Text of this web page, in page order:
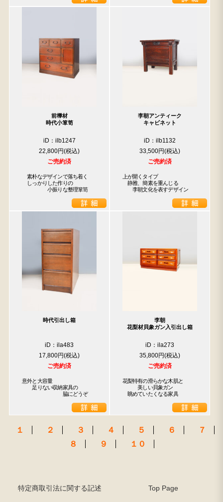
前﨔材
時代小箪笥
iD：ilb1247
22,800円
ご売約済
素朴なデザインで落ち着く
しっかりした作りの
小振りな整理箪笥
李朝アンティーク
キャビネット
iD：ilb1132
33,500円
ご売約済
上が開くタイプ
静雅、簡素を重んじる
李朝文化を表すデザイン
時代引出し箱
iD：ila483
17,800円
ご売約済
意外と大容量
足りない収納家具の
脇にどうぞ
李朝
花梨材貝象ガン入引出し箱
iD：ila273
35,800円
ご売約済
花梨特有の滑らかな木肌と
美しい貝象ガン
眺めていたくなる家具
１ ２ ３ ４ ５ ６
７
８
９ １０
特定商取引法に関する記述 Top Page